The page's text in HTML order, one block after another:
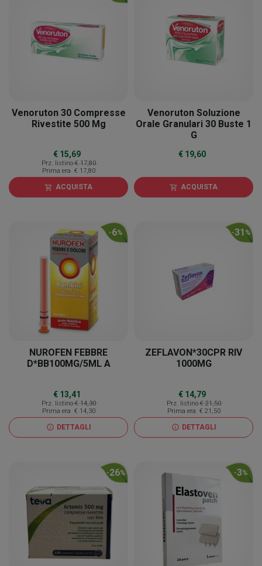
Venoruton 30 Compresse
Rivestite 500 Mg
€ 15,69
Prz. listino € 17,80
Prima era € 17,80
shopping_cart ACQUISTA
Venoruton Soluzione
Orale Granulari 30 Buste 1
G
€ 19,60
shopping_cart ACQUISTA
-6%
NUROFEN FEBBRE
D*BB100MG/5ML A
€ 13,41
Prz. listino € 14,30
Prima era € 14,30
info DETTAGLI
-31 %
ZEFLAVON*30CPR RIV
1000MG
€ 14,79
Prz. listino € 21,50
Prima era € 21,50
info DETTAGLI
-26% -3%